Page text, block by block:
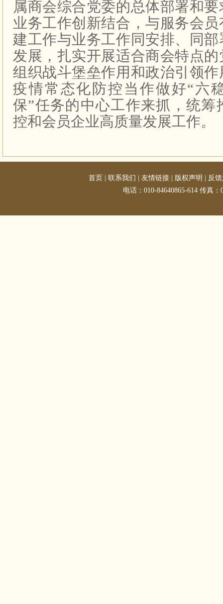
属商会综合党委的总体部署和
业务工作创新结合，与服务会
建工作与业务工作同安排、同
发展，扎实开展适合商会特点
组织战斗堡垒作用和政治引领
疫情常态化防控当作做好“六
保”任务的中心工作来抓，统筹
控和会员企业高质量发展工作。
首页 联系我们 友情链接 版权声明
反
电话：010-84640865-614 传真